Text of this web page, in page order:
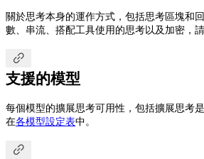
關於思考本身的運作方式，包括思考區塊和回
數、串流、搭配工具使用的思考以及加密，

支援的模型
每個模型的擴展思考可用性，包括擴展思考
在各模型設定表中。
